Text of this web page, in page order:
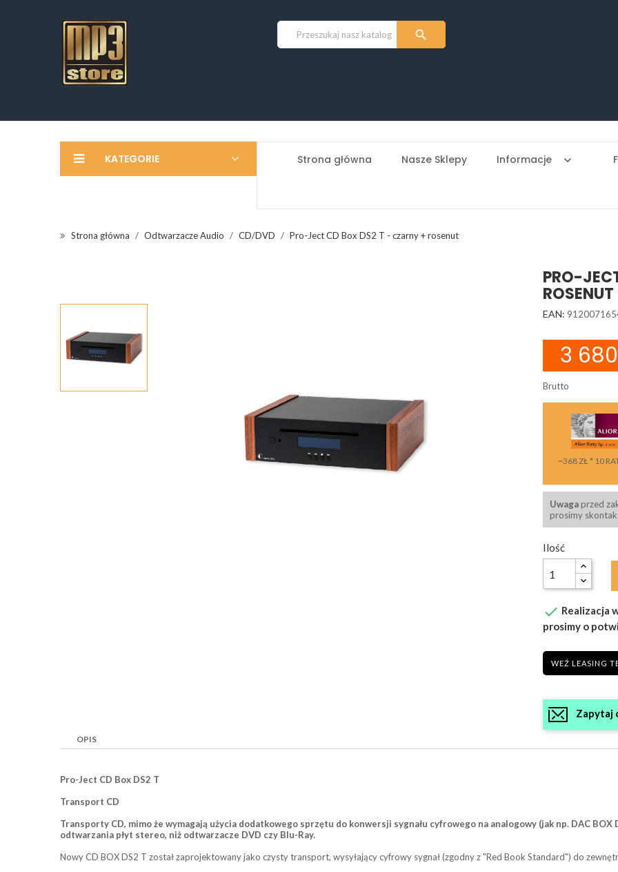

KATEGORIE Strona główna Nasze Sklepy Informacje keyboard_arrow_down
Strona główna Odtwarzacze Audio CD/DVD Pro-Ject CD Box DS2 T - czarny + rosenut
PRO-
ROSENUT
EAN:
3
Brutto
~368 ZŁ * 10
Uwagaprzed
prosimy
Ilość
 Realizacja
prosimy o
WEŹ LEASING
Zapytaj
OPIS
Pro-Ject CD Box DS2 T
Transport CD
Transporty CD, mimo że wymagają użycia dodatkowego sprzętu do konwersji sygnału cyfrowego na analogowy (jak np. DAC BOX
odtwarzania płyt stereo, niż odtwarzacze DVD czy Blu-Ray.
Nowy CD BOX DS2 T został zaprojektowany jako czysty transport, wysyłający cyfrowy sygnał (zgodny z "Red Book Standard") do